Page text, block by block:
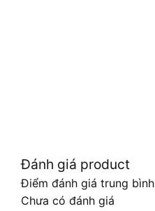
Đánh giá product
Điểm đánh giá trung bình
Chưa có đánh giá